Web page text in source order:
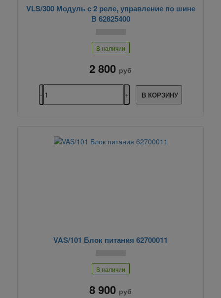
VLS/300 Модуль с 2 реле, управление по шине
B 62825400
В наличии
2 800 руб
В КОРЗИНУ
VAS/101 Блок питания 62700011
В наличии
8 900 руб